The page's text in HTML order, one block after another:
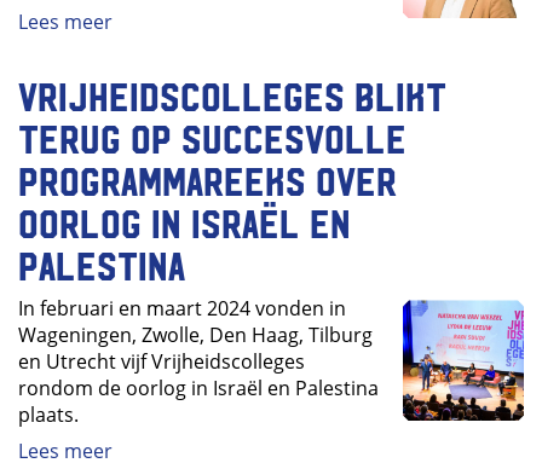
Lees meer
Vrijheidscolleges blikt
terug op succesvolle
programmareeks over
oorlog in Israël en
Palestina
In februari en maart 2024 vonden in
Wageningen, Zwolle, Den Haag, Tilburg
en Utrecht vijf Vrijheidscolleges
rondom de oorlog in Israël en Palestina
plaats.
Lees meer